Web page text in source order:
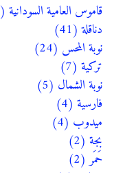
قاموس العامية السودانية (226)
دناقلة (41)
نوبة المحس (24)
تركية (7)
نوبة الشمال (5)
فارسية (4)
ميدوب (4)
بجة (2)
حَمَر (2)